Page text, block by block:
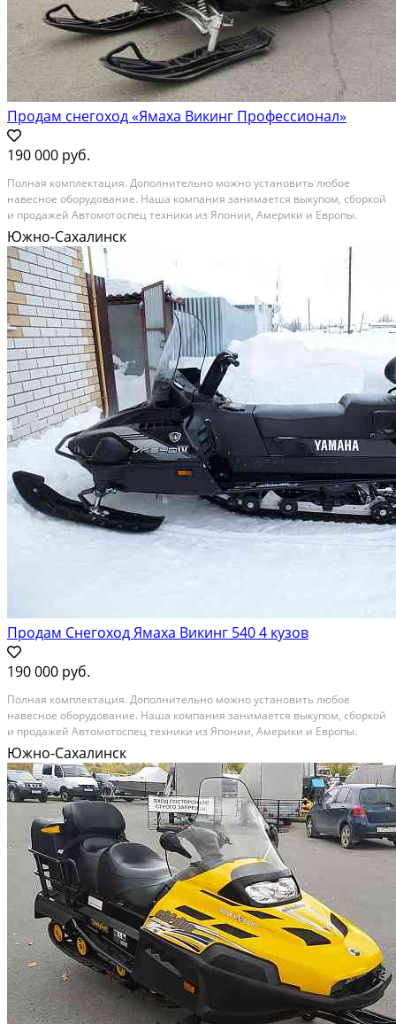
Продам снегоход «Ямаха Викинг Профессионал»
190 000 руб.
Полная комплектация. Дополнительно можно установить любое
навесное оборудование. Наша компания занимается выкупом, сборкой
и продажей Автомотоспец техники из Японии, Америки и Европы.
Техника поставляется комплектами из города Саппоро в город Северо-
Курильск, и в нашей мастерской делается сборка,...
Южно-Сахалинск
Продам Снегоход Ямаха Викинг 540 4 кузов
190 000 руб.
Полная комплектация. Дополнительно можно установить любое
навесное оборудование. Наша компания занимается выкупом, сборкой
и продажей Автомотоспец техники из Японии, Америки и Европы.
Техника поставляется комплектами из города Саппоро в город Северо-
Курильск, и в нашей мастерской делается сборка,...
Южно-Сахалинск